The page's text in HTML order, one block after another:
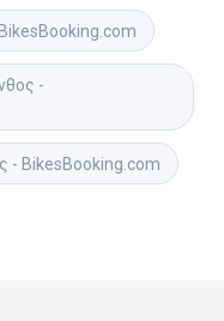
-
- BikesBooking.com